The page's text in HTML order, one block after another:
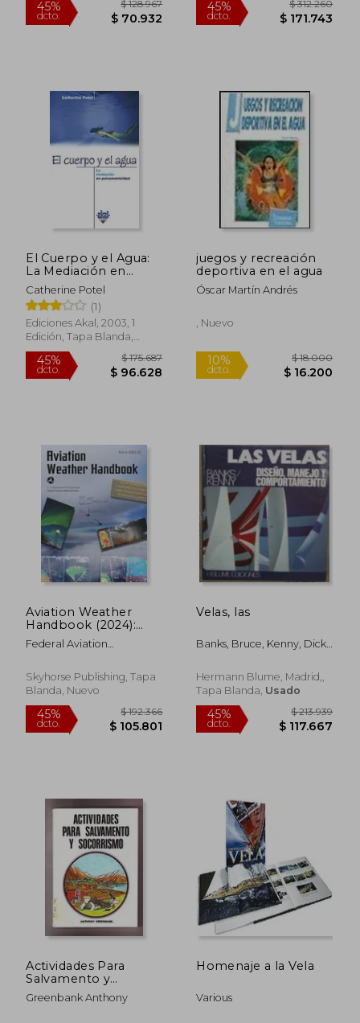
45%
dcto.
$ 128.967
$ 70.932
45%
dcto.
$
$
El Cuerpo y el Agua:
La Mediación en
Psicomotricidad
Catherine Potel
(1)
Ediciones Akal, 2003, 1
Edición, Tapa Blanda,
Usado
$ 96.628
juegos y recreación
deportiva en el agua
Óscar Martín Andrés
, Nuevo
10%
dcto.
Aviation Weather
Handbook (2024):
Faa-H-8083-28 (en
Inglés)
Federal Aviation
Skyhorse Publishing, Tapa
Blanda, Nuevo
Velas, las
Banks, Bruce, Kenny, Dick,
Antoniotr.
Hermann Blume, Madrid,,
Tapa Blanda, Usado
Actividades Para
Salvamento y
Socorrismo
Greenbank Anthony
Homenaje a la Vela
Various